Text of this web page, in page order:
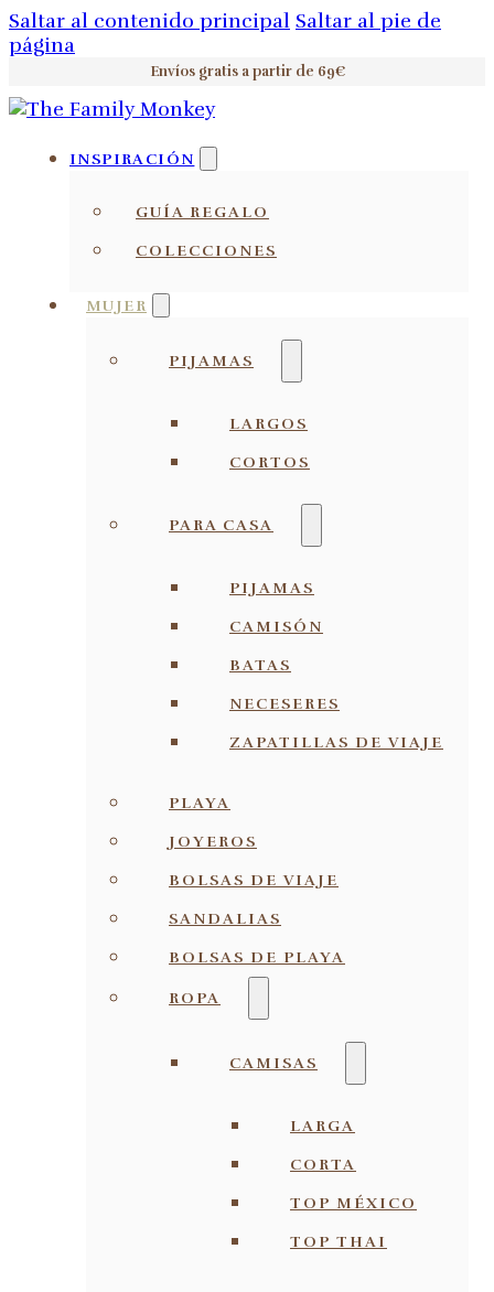
Saltar al contenido principal Saltar al pie de
página
Envíos gratis a partir de 69€
INSPIRACIÓN
GUÍA REGALO
COLECCIONES
MUJER
PIJAMAS
LARGOS
CORTOS
PARA CASA
PIJAMAS
CAMISÓN
BATAS
NECESERES
ZAPATILLAS DE VIAJE
PLAYA
JOYEROS
BOLSAS DE VIAJE
SANDALIAS
BOLSAS DE PLAYA
ROPA
CAMISAS
LARGA
CORTA
TOP MÉXICO
TOP THAI